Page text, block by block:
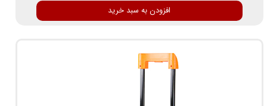
افزودن به سبد خرید